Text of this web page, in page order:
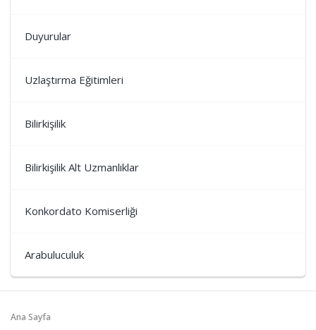
Duyurular
Uzlaştırma Eğitimleri
Bilirkişilik
Bilirkişilik Alt Uzmanlıklar
Konkordato Komiserliği
Arabuluculuk
Ana Sayfa